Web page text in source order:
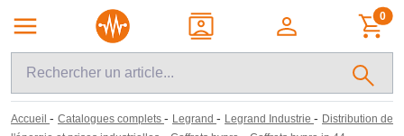
0
Accueil - Catalogues complets - Legrand - Legrand Industrie - Distribution de